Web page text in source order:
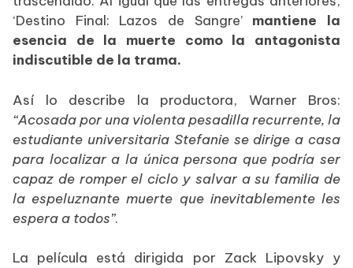
‘Destino Final: Lazos de Sangre’ mantiene la
esencia de la muerte como la antagonista
indiscutible de la trama.
Así lo describe la productora, Warner Bros:
“Acosada por una violenta pesadilla recurrente, la
estudiante universitaria Stefanie se dirige a casa
para localizar a la única persona que podría ser
capaz de romper el ciclo y salvar a su familia de
la espeluznante muerte que inevitablemente les
espera a todos”.
La película está dirigida por Zack Lipovsky y